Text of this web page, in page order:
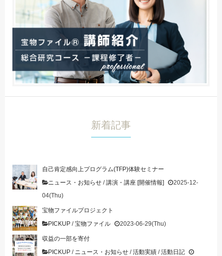
新着記事
自己肯定感向上プログラム(TFP)体験セミナー
ニュース・お知らせ /講演・講座 [開催情報]
2025-12-
04(Thu)
宝物ファイルプロジェクト
PICKUP /宝物ファイル 2023-06-29(Thu)
収益の一部を寄付
PICKUP / ニュース・お知らせ /活動実績 /活動日記